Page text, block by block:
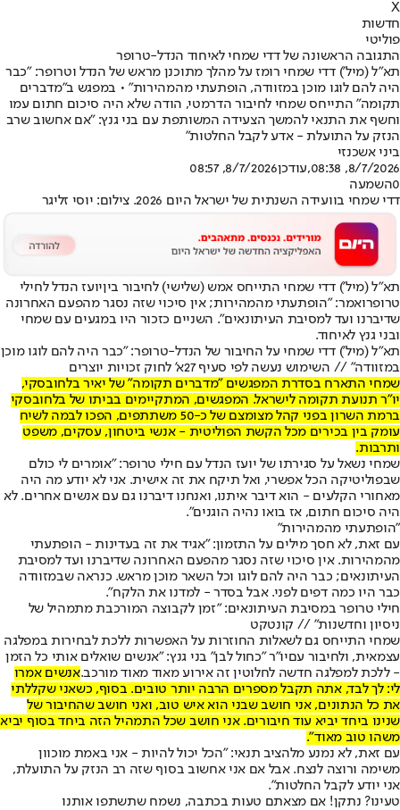
X
חדשות
פוליטי
התגובה הראשונה של דדי שמחי לאיחוד הנדל-טרופר
תא"ל (מיל') דדי שמחי רומז על מהלך מתוכנן מראש של הנדל וטרופר: "כבר
היה להם לוגו מוכן במזוודה, הופתעתי מהמהירות" • במפגש ב"מדברים
תקומה" התייחס שמחי לחיבור הדרמטי, הודה שלא היה סיכום חתום עמו
וחשף את התנאי להמשך הצעידה המשותפת עם בני גנץ: "אם אחשוב שרב
הנזק על התועלת - אדע לקבל החלטות"
ביני אשכנזי
8/7/2026, 08:38
,עודכן8/7/2026, 08:57
0השמעה
דדי שמחי בוועידה השנתית של ישראל היום 2026. צילום: יוסי זליגר
תא"ל (מיל') דדי שמחי התייחס אמש (שלישי) לחיבור ביןיועז הנדל לחילי
טרופרואמר: "הופתעתי מהמהירות; אין סיכוי שזה נסגר מהפעם האחרונה
שדיברנו ועד למסיבת העיתונאים". השניים כזכור היו במגעים עם שמחי
ובני גנץ לאיחוד.
תא"ל (מיל') דדי שמחי על החיבור של הנדל-טרופר: "כבר היה להם לוגו מוכן
במזוודה" // השימוש נעשה לפי סעיף 27א' לחוק זכויות יוצרים
שמחי התארח בסדרת המפגשים "מדברים תקומה" של יאיר בלחובסקי,
יו"ר תנועת תקומה לישראל. המפגשים, המתקיימים בביתו של בלחובסקי
ברמת השרון בפני קהל מצומצם של כ-50 משתתפים, הפכו לבמה לשיח
עומק בין בכירים מכל הקשת הפוליטית - אנשי ביטחון, עסקים, משפט
ותרבות.
שמחי נשאל על סגירתו של יועז הנדל עם חילי טרופר: "אומרים לי כולם
שבפוליטיקה הכל אפשרי, ואל תיקח את זה אישית. אני לא יודע מה היה
מאחורי הקלעים - הוא דיבר איתנו, ואנחנו דיברנו גם עם אנשים אחרים. לא
היה סיכום חתום, אז בואו נהיה הוגנים".
"הופתעתי מהמהירות"
עם זאת, לא חסך מילים על התזמון: "אגיד את זה בעדינות - הופתעתי
מהמהירות. אין סיכוי שזה נסגר מהפעם האחרונה שדיברנו ועד למסיבת
העיתונאים; כבר היה להם לוגו וכל השאר מוכן מראש. כנראה שבמזוודה
כבר היו כמה דפים לפני. אבל בסדר - למדנו את הלקח".
חילי טרופר במסיבת העיתונאים: "זמן לקבוצה המורכבת מתמהיל של
ניסיון וחדשנות" // קונטקט
שמחי התייחס גם לשאלות החוזרות על האפשרות ללכת לבחירות במפלגה
עצמאית, ולחיבור עםיו"ר "כחול לבן" בני גנץ: "אנשים שואלים אותי כל הזמן
- ללכת למפלגה חדשה לחלוטין זה אירוע מאוד מאוד מורכב.אנשים אמרו
לי: לך לבד, אתה תקבל מספרים הרבה יותר טובים. בסוף, כשאני שקללתי
את כל הנתונים, אני חושב שבני הוא איש טוב, ואני חושב שהחיבור של
שנינו ביחד יביא עוד חיבורים. אני חושב שכל התמהיל הזה ביחד בסוף יביא
משהו טוב מאוד".
עם זאת, לא נמנע מלהציב תנאי: "הכל יכול להיות - אני באמת מוכוון
משימה ורוצה לנצח. אבל אם אני אחשוב בסוף שזה רב הנזק על התועלת,
אני יודע לקבל החלטות".
טעינו? נתקן! אם מצאתם טעות בכתבה, נשמח שתשתפו אותנו